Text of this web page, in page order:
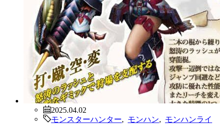
2025.04.02
モンスターハンター
モンハン
モンハンライ